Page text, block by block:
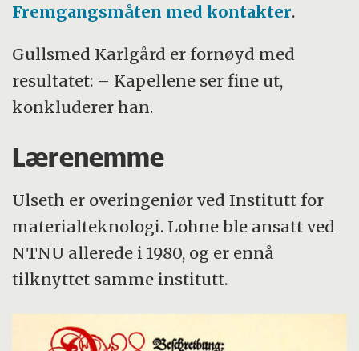
Fremgangsmåten med kontakter.
Gullsmed Karlgård er fornøyd med
resultatet: – Kapellene ser fine ut,
konkluderer han.
Lærenemme
Ulseth er overingeniør ved Institutt for
materialteknologi. Lohne ble ansatt ved
NTNU allerede i 1980, og er ennå
tilknyttet samme institutt.